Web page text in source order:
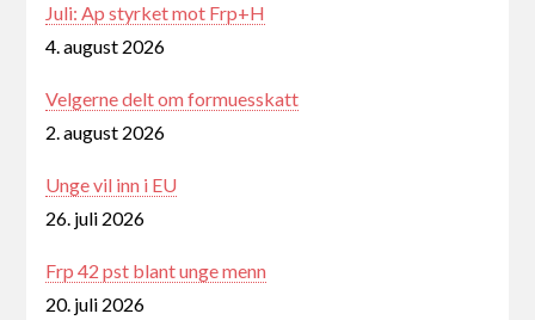
Juli: Ap styrket mot Frp+H
4. august 2026
Velgerne delt om formuesskatt
2. august 2026
Unge vil inn i EU
26. juli 2026
Frp 42 pst blant unge menn
20. juli 2026